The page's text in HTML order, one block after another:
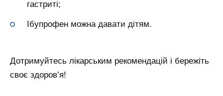
гастриті;
Ібупрофен можна давати дітям.
Дотримуйтесь лікарським рекомендацій і бережіть
своє здоров’я!